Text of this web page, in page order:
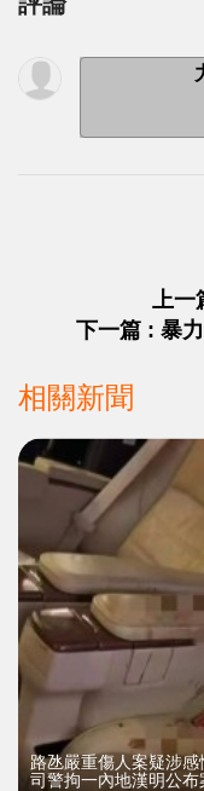
上一
下一篇 : 暴
相關新聞
路氹嚴重傷人案疑涉感
司警拘一內地漢明公布